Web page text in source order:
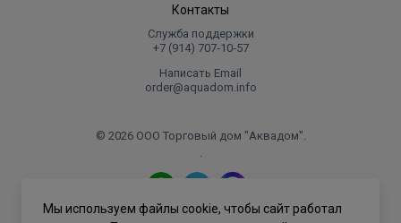
Контакты
Служба поддержки
+7 (914) 707‑10‑57
Написать Email
order@aquadom.info
© 2026 ООО Торговый дом "Аквадом".
.
Политика конфиденциальности
Мы используем файлы cookie, чтобы сайт работал